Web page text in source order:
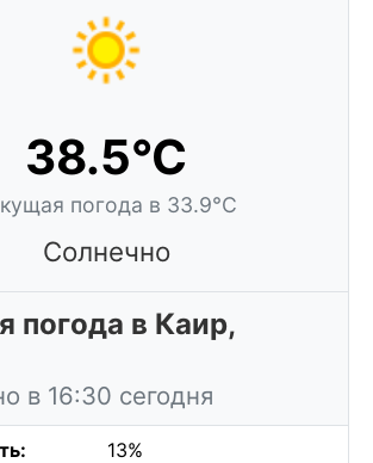
38.5°C
погода в 33.9°C
Солнечно
погода в Каир,
в 16:30 сегодня
13%